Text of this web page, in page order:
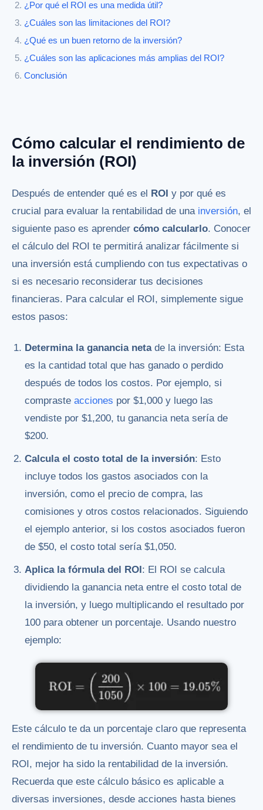
¿Por qué el ROI es una medida útil?
¿Cuáles son las limitaciones del ROI?
¿Qué es un buen retorno de la inversión?
¿Cuáles son las aplicaciones más amplias del ROI?
Conclusión
Cómo calcular el rendimiento de
la inversión (ROI)
Después de entender qué es el ROI y por qué es
crucial para evaluar la rentabilidad de una inversión, el
siguiente paso es aprender cómo calcularlo. Conocer
el cálculo del ROI te permitirá analizar fácilmente si
una inversión está cumpliendo con tus expectativas o
si es necesario reconsiderar tus decisiones
financieras. Para calcular el ROI, simplemente sigue
estos pasos:
Determina la ganancia netade la inversión: Esta
es la cantidad total que has ganado o perdido
después de todos los costos. Por ejemplo, si
comprasteacciones por $1,000 y luego las
vendiste por $1,200, tu ganancia neta sería de
$200.
Calcula el costo total de la inversión: Esto
incluye todos los gastos asociados con la
inversión, como el precio de compra, las
comisiones y otros costos relacionados. Siguiendo
el ejemplo anterior, si los costos asociados fueron
de $50, el costo total sería $1,050.
Aplica la fórmula del ROI : El ROI se calcula
dividiendo la ganancia neta entre el costo total de
la inversión, y luego multiplicando el resultado por
100 para obtener un porcentaje. Usando nuestro
ejemplo:
Este cálculo te da un porcentaje claro que representa
el rendimiento de tu inversión. Cuanto mayor sea el
ROI, mejor ha sido la rentabilidad de la inversión.
Recuerda que este cálculo básico es aplicable a
diversas inversiones, desde acciones hasta bienes